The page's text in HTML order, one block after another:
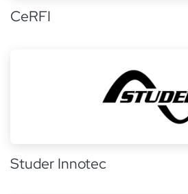
CeRFI
Studer Innotec